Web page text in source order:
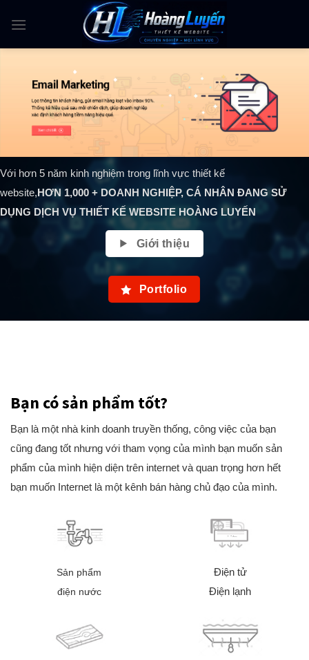
content
Với hơn 5 năm kinh nghiệm trong lĩnh vực thiết kế
website,HƠN 1,000 + DOANH NGHIỆP, CÁ NHÂN ĐANG SỬ
DỤNG DỊCH VỤ THIẾT KẾ WEBSITE HOÀNG LUYẾN
Giới thiệu
Portfolio
Bạn có sản phẩm tốt?
Bạn là một nhà kinh doanh truyền thống, công việc của bạn
cũng đang tốt nhưng với tham vọng của mình bạn muốn sản
phẩm của mình hiện diện trên internet và quan trọng hơn hết
bạn muốn Internet là một kênh bán hàng chủ đạo của mình.
Sản phẩm
điện nước
Điện tử
Điện lạnh